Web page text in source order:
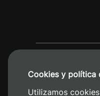
Cookies y política
Utilizamos